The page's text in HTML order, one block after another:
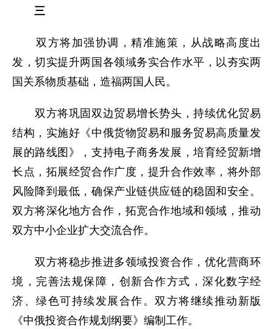
三
双方将加强协调，精准施策，从战略高度出
发，切实提升两国各领域务实合作水平，以夯实两
国关系物质基础，造福两国人民。
双方将巩固双边贸易增长势头，持续优化贸易
结构，实施好《中俄货物贸易和服务贸易高质量发
展的路线图》，支持电子商务发展，培育经贸新增
长点，拓展经贸合作广度，提升合作效率，将外部
风险降到最低，确保产业链供应链的稳固和安全。
双方将深化地方合作，拓宽合作地域和领域，推动
双方中小企业扩大交流合作。
双方将稳步推进多领域投资合作，优化营商环
境，完善法规保障，创新合作方式，深化数字经
济、绿色可持续发展合作。双方将继续推动新版
《中俄投资合作规划纲要》编制工作。